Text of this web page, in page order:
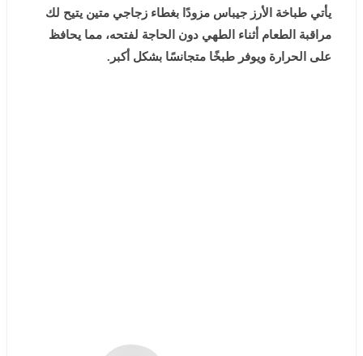
يأتي طباخة الأرز جيباس مزودًا بغطاء زجاجي متين يتيح لك
مراقبة الطعام أثناء الطهي دون الحاجة لفتحه، مما يحافظ
على الحرارة ويوفر طبخًا متجانسًا بشكل أكبر.